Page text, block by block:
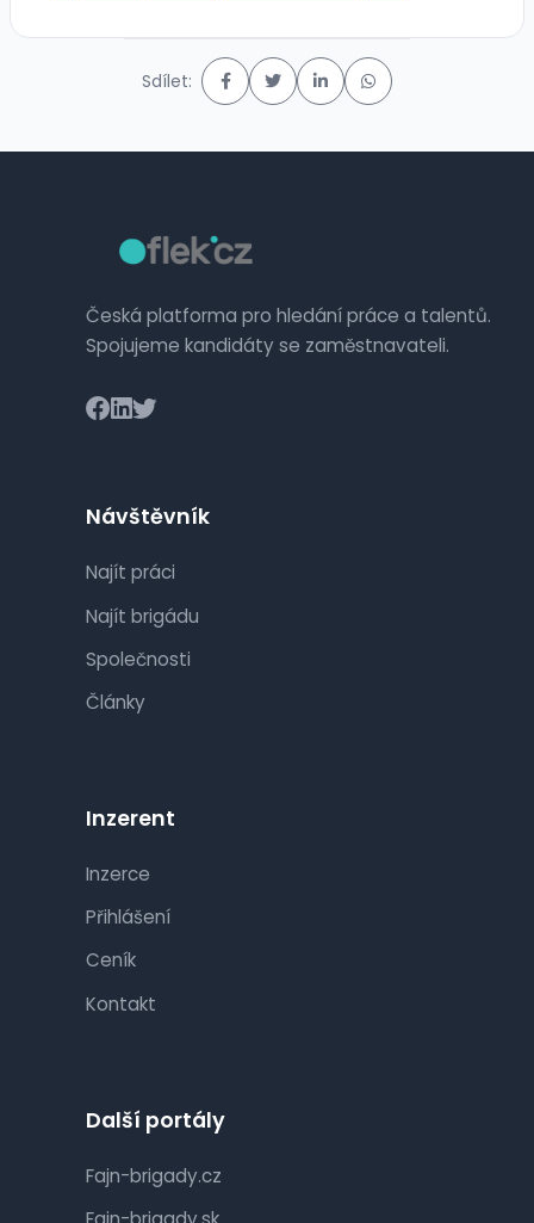
Sdílet:
Česká platforma pro hledání práce a talentů.
Spojujeme kandidáty se zaměstnavateli.
Návštěvník
Najít práci
Najít brigádu
Společnosti
Články
Inzerent
Inzerce
Přihlášení
Ceník
Kontakt
Další portály
Fajn-brigady.cz